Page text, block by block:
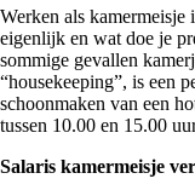
Werken als kamermeisje
eigenlijk en wat doe je
sommige gevallen
“housekeeping”, is een
schoonmaken van een
tussen 10.00 en 15.00
Salaris kamermeisje